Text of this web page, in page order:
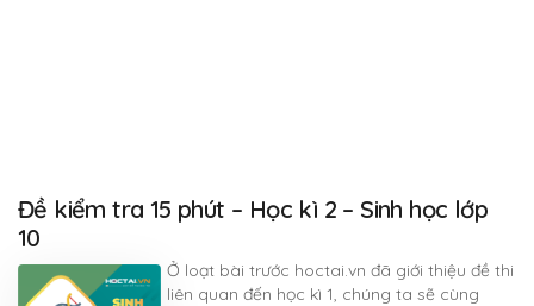
Đề kiểm tra 15 phút – Học kì 2 – Sinh học lớp
10
Ở loạt bài trước hoctai.vn đã giới thiệu đề thi
liên quan đến học kì 1, chúng ta sẽ cùng